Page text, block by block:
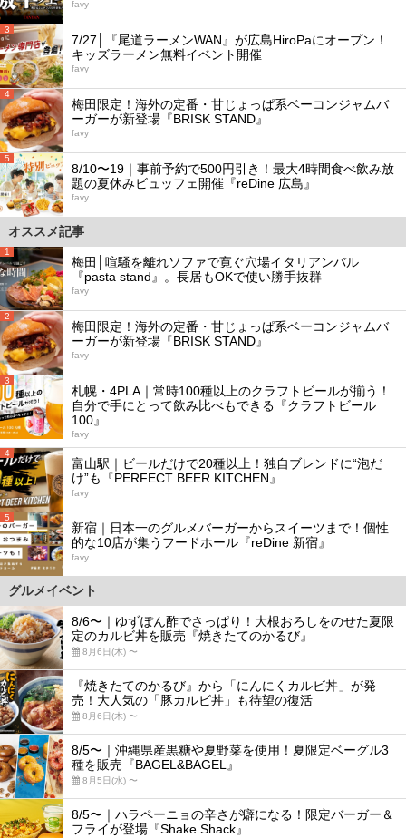
favy
3
7/27│『尾道ラーメンWAN』が広島HiroPaにオープン！
キッズラーメン無料イベント開催
favy
4
梅田限定！海外の定番・甘じょっぱ系ベーコンジャムバ
ーガーが新登場『BRISK STAND』
favy
5
8/10〜19｜事前予約で500円引き！最大4時間食べ飲み放
題の夏休みビュッフェ開催『reDine 広島』
favy
オススメ記事
1
梅田│喧騒を離れソファで寛ぐ穴場イタリアンバル
『pasta stand』。長居もOKで使い勝手抜群
favy
2
梅田限定！海外の定番・甘じょっぱ系ベーコンジャムバ
ーガーが新登場『BRISK STAND』
favy
3
札幌・4PLA｜常時100種以上のクラフトビールが揃う！
自分で手にとって飲み比べもできる『クラフトビール
100』
favy
4
富山駅｜ビールだけで20種以上！独自ブレンドに“泡だ
け”も『PERFECT BEER KITCHEN』
favy
5
新宿｜日本一のグルメバーガーからスイーツまで！個性
的な10店が集うフードホール『reDine 新宿』
favy
グルメイベント
8/6〜｜ゆずぽん酢でさっぱり！大根おろしをのせた夏限
定のカルビ丼を販売『焼きたてのかるび』
8月6日(木) 〜
『焼きたてのかるび』から「にんにくカルビ丼」が発
売！大人気の「豚カルビ丼」も待望の復活
8月6日(木) 〜
8/5〜｜沖縄県産黒糖や夏野菜を使用！夏限定ベーグル3
種を販売『BAGEL&BAGEL』
8月5日(水) 〜
8/5〜｜ハラペーニョの辛さが癖になる！限定バーガー＆
フライが登場『Shake Shack』